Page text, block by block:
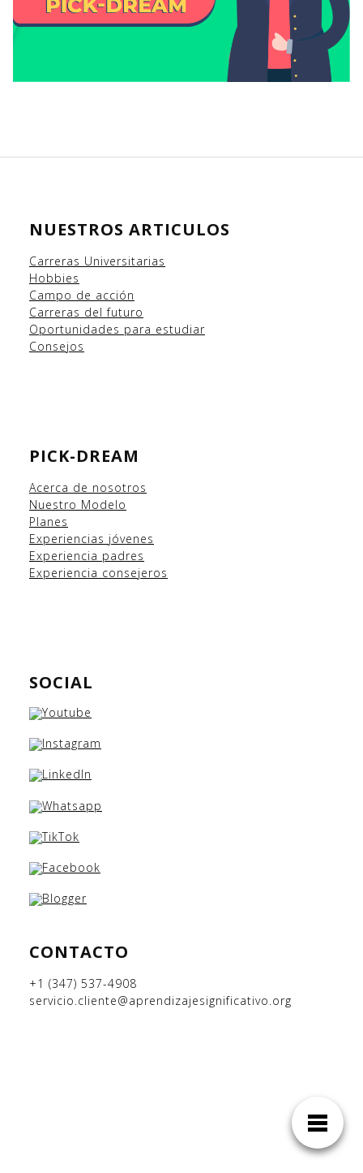
NUESTROS ARTICULOS
Carreras Universitarias
Hobbies
Campo de acción
Carreras del futuro
Oportunidades para estudiar
Consejos
PICK-DREAM
Acerca de nosotros
Nuestro Modelo
Planes
Experiencias jóvenes
Experiencia padres
Experiencia consejeros
SOCIAL
CONTACTO
+1 (347) 537-4908
servicio.cliente@aprendizajesignificativo.org